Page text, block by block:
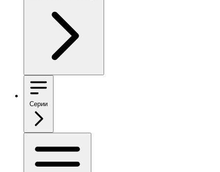
Серии